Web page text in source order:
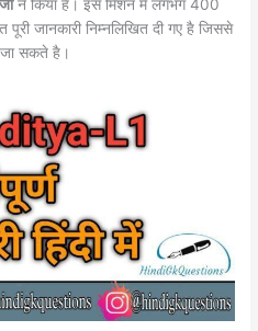
Li
k
ने किया है। इस मिशन में लगभग 400
जानकारी निम्नलिखित दी गए है जिससे
जा सकते है।